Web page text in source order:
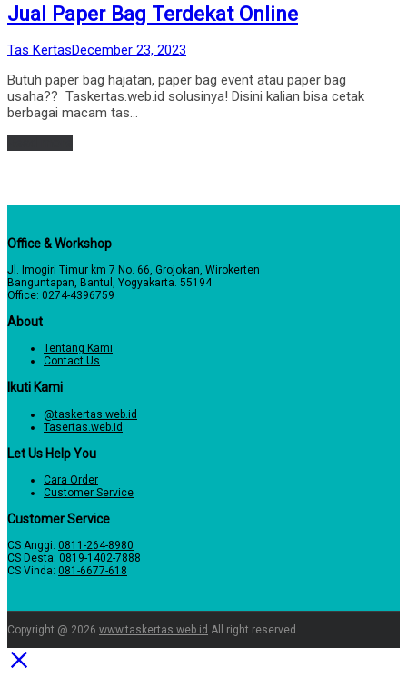
Jual Paper Bag Terdekat Online
by
Tas KertasPosted
December 23, 2023
Butuh paper bag hajatan, paper bag event atau paper bag
usaha?? Taskertas.web.id solusinya! Disini kalian bisa cetak
berbagai macam tas…
Office & Workshop
Jl. Imogiri Timur km 7 No. 66, Grojokan, Wirokerten
Banguntapan, Bantul, Yogyakarta. 55194
Office: 0274-4396759
About
Tentang Kami
Contact Us
Ikuti Kami
@taskertas.web.id
Tasertas.web.id
Let Us Help You
Cara Order
Customer Service
Customer Service
CS Anggi: 0811-264-8980
CS Desta: 0819-1402-7888
CS Vinda: 081-6677-618
Copyright @ 2026 www.taskertas.web.id All right reserved.